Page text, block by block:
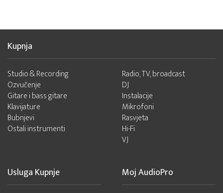
Kupnja
Studio & Recording
Ozvučenje
Gitare i bass gitare
Klavijature
Bubnjevi
Ostali instrumenti
Radio, TV, broadcast
DJ
Instalacije
Mikrofoni
Rasvjeta
Hi-Fi
VJ
Usluga Kupnje Moj AudioPro